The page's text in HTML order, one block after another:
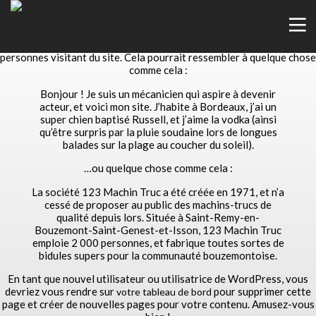
Ceci est une page d’exemple. C’est différent d’un article de blog
parce qu’elle restera au même endroit et apparaîtra dans la
navigation de votre site (dans la plupart des thèmes). La plupart des
personnes visitant du site. Cela pourrait ressembler à quelque chose
comme cela :
Bonjour ! Je suis un mécanicien qui aspire à devenir
acteur, et voici mon site. J’habite à Bordeaux, j’ai un
super chien baptisé Russell, et j’aime la vodka (ainsi
qu’être surpris par la pluie soudaine lors de longues
balades sur la plage au coucher du soleil).
…ou quelque chose comme cela :
La société 123 Machin Truc a été créée en 1971, et n’a
cessé de proposer au public des machins-trucs de
qualité depuis lors. Située à Saint-Remy-en-
Bouzemont-Saint-Genest-et-Isson, 123 Machin Truc
emploie 2 000 personnes, et fabrique toutes sortes de
bidules supers pour la communauté bouzemontoise.
En tant que nouvel utilisateur ou utilisatrice de WordPress, vous
devriez vous rendre survotre tableau de bord pour supprimer cette
page et créer de nouvelles pages pour votre contenu. Amusez-vous